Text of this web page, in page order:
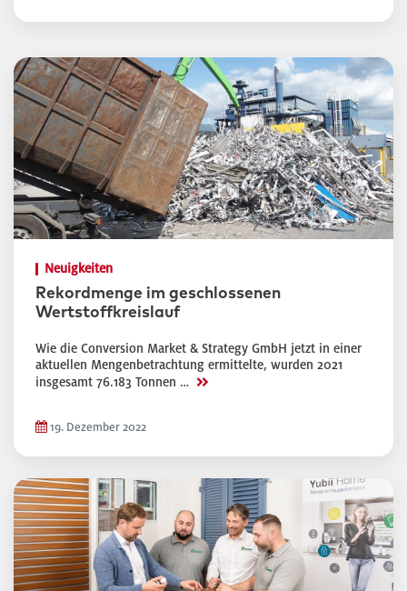
Neuigkeiten
Rekordmenge im geschlossenen
Wertstoffkreislauf
Wie die Conversion Market & Strategy GmbH jetzt in einer
aktuellen Mengenbetrachtung ermittelte, wurden 2021
insgesamt 76.183 Tonnen … >>
19. Dezember 2022